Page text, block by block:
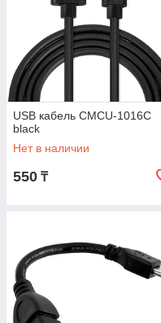
USB кабель CMCU-1016C
black
Нет в наличии
550 ₸